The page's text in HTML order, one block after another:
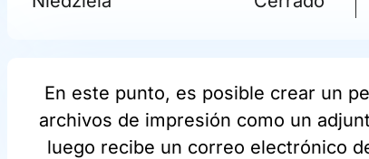
En este punto, es posible crear un
archivos de impresión como un
luego recibe un correo electrónico